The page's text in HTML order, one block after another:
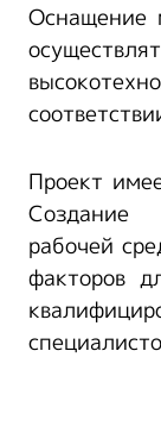
Оснащение
Проект
Создание
рабочей
факторов